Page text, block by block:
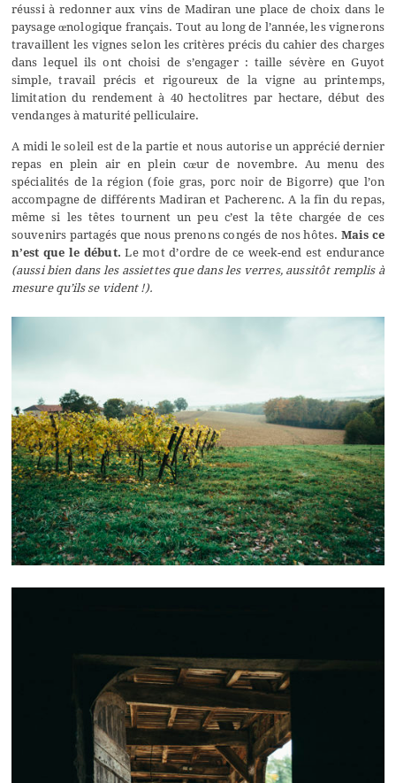
réussi à redonner aux vins de Madiran une place de choix dans le
paysage œnologique français. Tout au long de l’année, les vignerons
travaillent les vignes selon les critères précis du cahier des charges
dans lequel ils ont choisi de s’engager : taille sévère en Guyot
simple, travail précis et rigoureux de la vigne au printemps,
limitation du rendement à 40 hectolitres par hectare, début des
vendanges à maturité pelliculaire.
A midi le soleil est de la partie et nous autorise un apprécié dernier
repas en plein air en plein cœur de novembre. Au menu des
spécialités de la région (foie gras, porc noir de Bigorre) que l’on
accompagne de différents Madiran et Pacherenc. A la fin du repas,
même si les têtes tournent un peu c’est la tête chargée de ces
souvenirs partagés que nous prenons congés de nos hôtes. Mais ce
n’est que le début. Le mot d’ordre de ce week-end est endurance
(aussi bien dans les assiettes que dans les verres, aussitôt remplis à
mesure qu’ils se vident !).